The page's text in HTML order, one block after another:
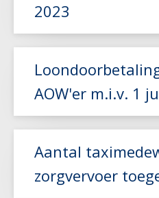
2023
AOW'er m.i.v. 1
Lees meer
Aantal
zorgvervoer